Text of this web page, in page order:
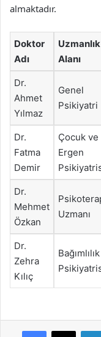
almaktadır.
Doktor
Adı
Uzmanlık
Alanı
Dr.
Ahmet
Yılmaz
Genel
Psikiyatri
Dr.
Fatma
Demir
Çocuk ve
Ergen
Dr.
Mehmet
Özkan
Uzmanı
Dr.
Zehra
Kılıç
Bağımlılık
Facebook
X